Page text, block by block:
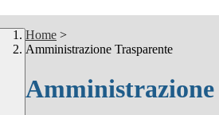
Home >
Amministrazione Trasparente
Amministrazione